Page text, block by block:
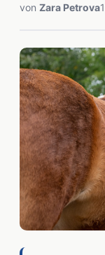
von Zara Petrova